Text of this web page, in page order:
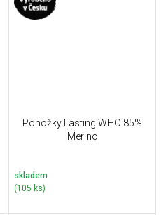
Ponožky Lasting WHO 85%
Merino
skladem
(105 ks)